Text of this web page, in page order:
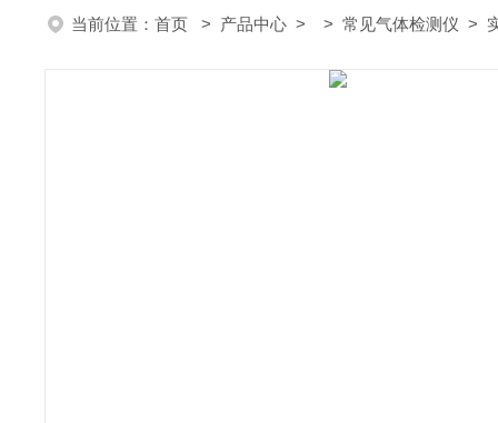
当前位置： 首页 > 产品中心 > > 常见气体检测仪 >